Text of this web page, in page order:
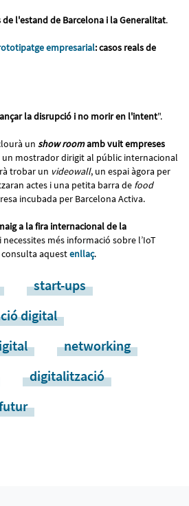
de l'estand de Barcelona i la Generalitat.
empresarial: casos reals de
la disrupció i no morir en l'intent".
un show roomamb vuit empreses
un mostrador dirigit al públic internacional
trobar un videowall, un espai àgora per
actes i una petita barra de food
incubada per Barcelona Activa.
a la fira internacional de la
necessites més informació sobre l’IoT
aquestenllaç.
start-ups
digital
networking
digitalització